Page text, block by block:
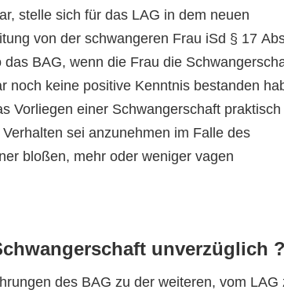
stelle sich für das LAG in dem neuen
von der schwangeren Frau iSd § 17
BAG, wenn die Frau die
noch keine positive Kenntnis bestanden
Vorliegen einer Schwangerschaft praktisch
sei anzunehmen im Falle des
bloßen, mehr oder weniger vagen
unverzüglich ?
des BAG zu der weiteren, vom LAG